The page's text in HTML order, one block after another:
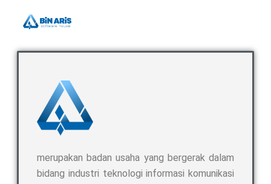
merupakan badan usaha yang bergerak dalam
bidang industri teknologi informasi komunikasi